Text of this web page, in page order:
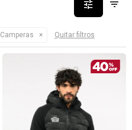
Camperas Quitar filtros